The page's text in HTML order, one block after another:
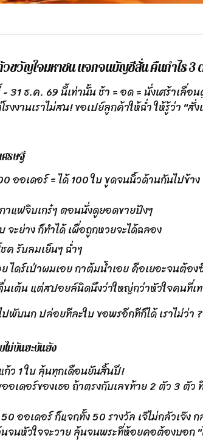
วขวัญใจมหาชน แจกจนบัญชีสั่น คืนกำไร 3
31 ธ.ค. 69 นี้เท่านั้น ช้า = อด = นั่งเศร้าเลื่อ
งงานเราไม่สน! ขอเปย์ลูกค้าให้ฉ่ำ ให้รู้ว่า "สั่
ศรษฐี
ออเดอร์ = ได้ 100 ใบ ขูดจนนิ้วด้านกันไปข้าง
าแฟจิบเกร๋ๆ ตอนนั่งดูยอดขายปังๆ
ะย่าง ก็ทำได้ เผื่อถูกหวยจะได้ฉลอง
ค รับลมเย็นๆ ฉ่ำๆ
ไดร์เป่าผมเอย กาต้มน้ำเอย คือเยอะจนต้อง
นเต้น แต่สปอยล์นิดนึงว่าใหญ่กว่าหัวใจคนที่เ
ปพับนก ปล่อยทีละใบ ขอพรอีกทีก็ได้ เราไม่ว่า
ไม่บันยะบันยัง
ว 1 ใบ ลุ้นทุกเดือนยันสิ้นปี!
อเดอร์ของเธอ ถ้าตรงกับเลขท้าย 2 ตัว 3 ตัว
ออเดอร์ ก็แจกทั้ง 50 รางวัล เจ๊ไม่กลัวเจ๊ง
จนหัวใจจะวาย ลุ้นจนพระที่ห้อยคอต้องบอก "